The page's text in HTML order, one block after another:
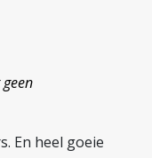
En heel goeie